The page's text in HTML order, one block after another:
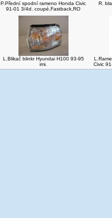
P.Přední spodní rameno Honda Civic
91-01 3/4d. coupé,Fastback,RO
R.
L.Blikač blinkr Hyundai H100 93-95
imi.
Civic